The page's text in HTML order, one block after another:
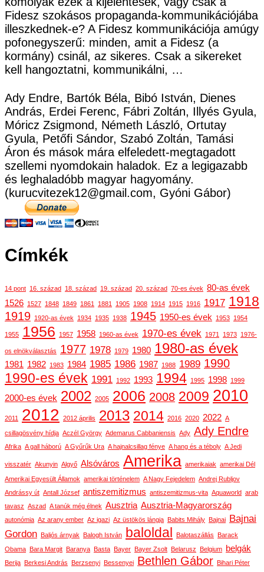
Fidesz szokásos propaganda-kommunikációjába
illeszkednek-e? A Fidesz kommunikációja amúgy
pofonegyszerű: minden, amit a Fidesz (a
kormány) csinál, az sikeres. Csak a sikereket
kell hangoztatni, kommunikálni, …
Ady Endre, Bartók Béla, Bibó István, Dienes
András, Erdei Ferenc, Fábri Zoltán, Illyés Gyula,
Móricz Zsigmond, Németh László, Ortutay
Gyula, Petőfi Sándor, Szabó Zoltán, Tamási
Áron és mások mára elfeledett-megtagadott
szellemi nyomdokain haladok. Ez a legigazabb
és leghaladóbb magyar hagyomány.
(kurucvitezek12@gmail.com, Gyóni Gábor)
Címkék
14 pont 16. század 18. század 19. század 20. század 70-es évek 80-as évek
1526 1527 1848 1849 1861 1881 1905 1908 1914 1915 1916 1917 1918
1919 1920-as évek 1934 1935 1938 1945 1950-es évek 1953 1954
1955 1956 1957 1958 1960-as évek 1970-es évek 1971 1973 1976-
os elnökválasztás 1977 1978 1979 1980 1980-as évek
1981 1982 1983 1984 1985 1986 1987 1988 1989 1990
1990-es évek 1991 1992 1993 1994 1995 1998 1999
2000-es évek 2002 2005 2006 2008 2009 2010
2011 2012 2012 április 2013 2014 2016 2020 2022 A
csillagösvény hídja Aczél György Ademarus Cabbaniensis Ady Ady Endre
Afrika A gall háború A Gyűrűk Ura A hajnalcsillag fénye A hang és a téboly A Jedi
visszatér Akunyin Algyő Alsóváros Amerika amerikaiak amerikai Dél
Amerikai Egyesült Államok amerikai történelem A Nagy Fejedelem Andrej Rubljov
Andrássy út Antall József antiszemitizmus antiszemitizmus-vita Aquaworld arab
tavasz Aszad A tanúk még élnek Ausztria Ausztria-Magyarország
autonómia Az arany ember Az igazi Az üstökös lángja Babits Mihály Bajnai Bajnai
Gordon Baljós árnyak Balogh István baloldal Balotaszállás Barack
Obama Bara Margit Baranya Basta Bayer Bayer Zsolt Belarusz Belgium belgák
Berija Berkesi András Berzsenyi Bessenyei Bethlen Gábor Bihari Péter